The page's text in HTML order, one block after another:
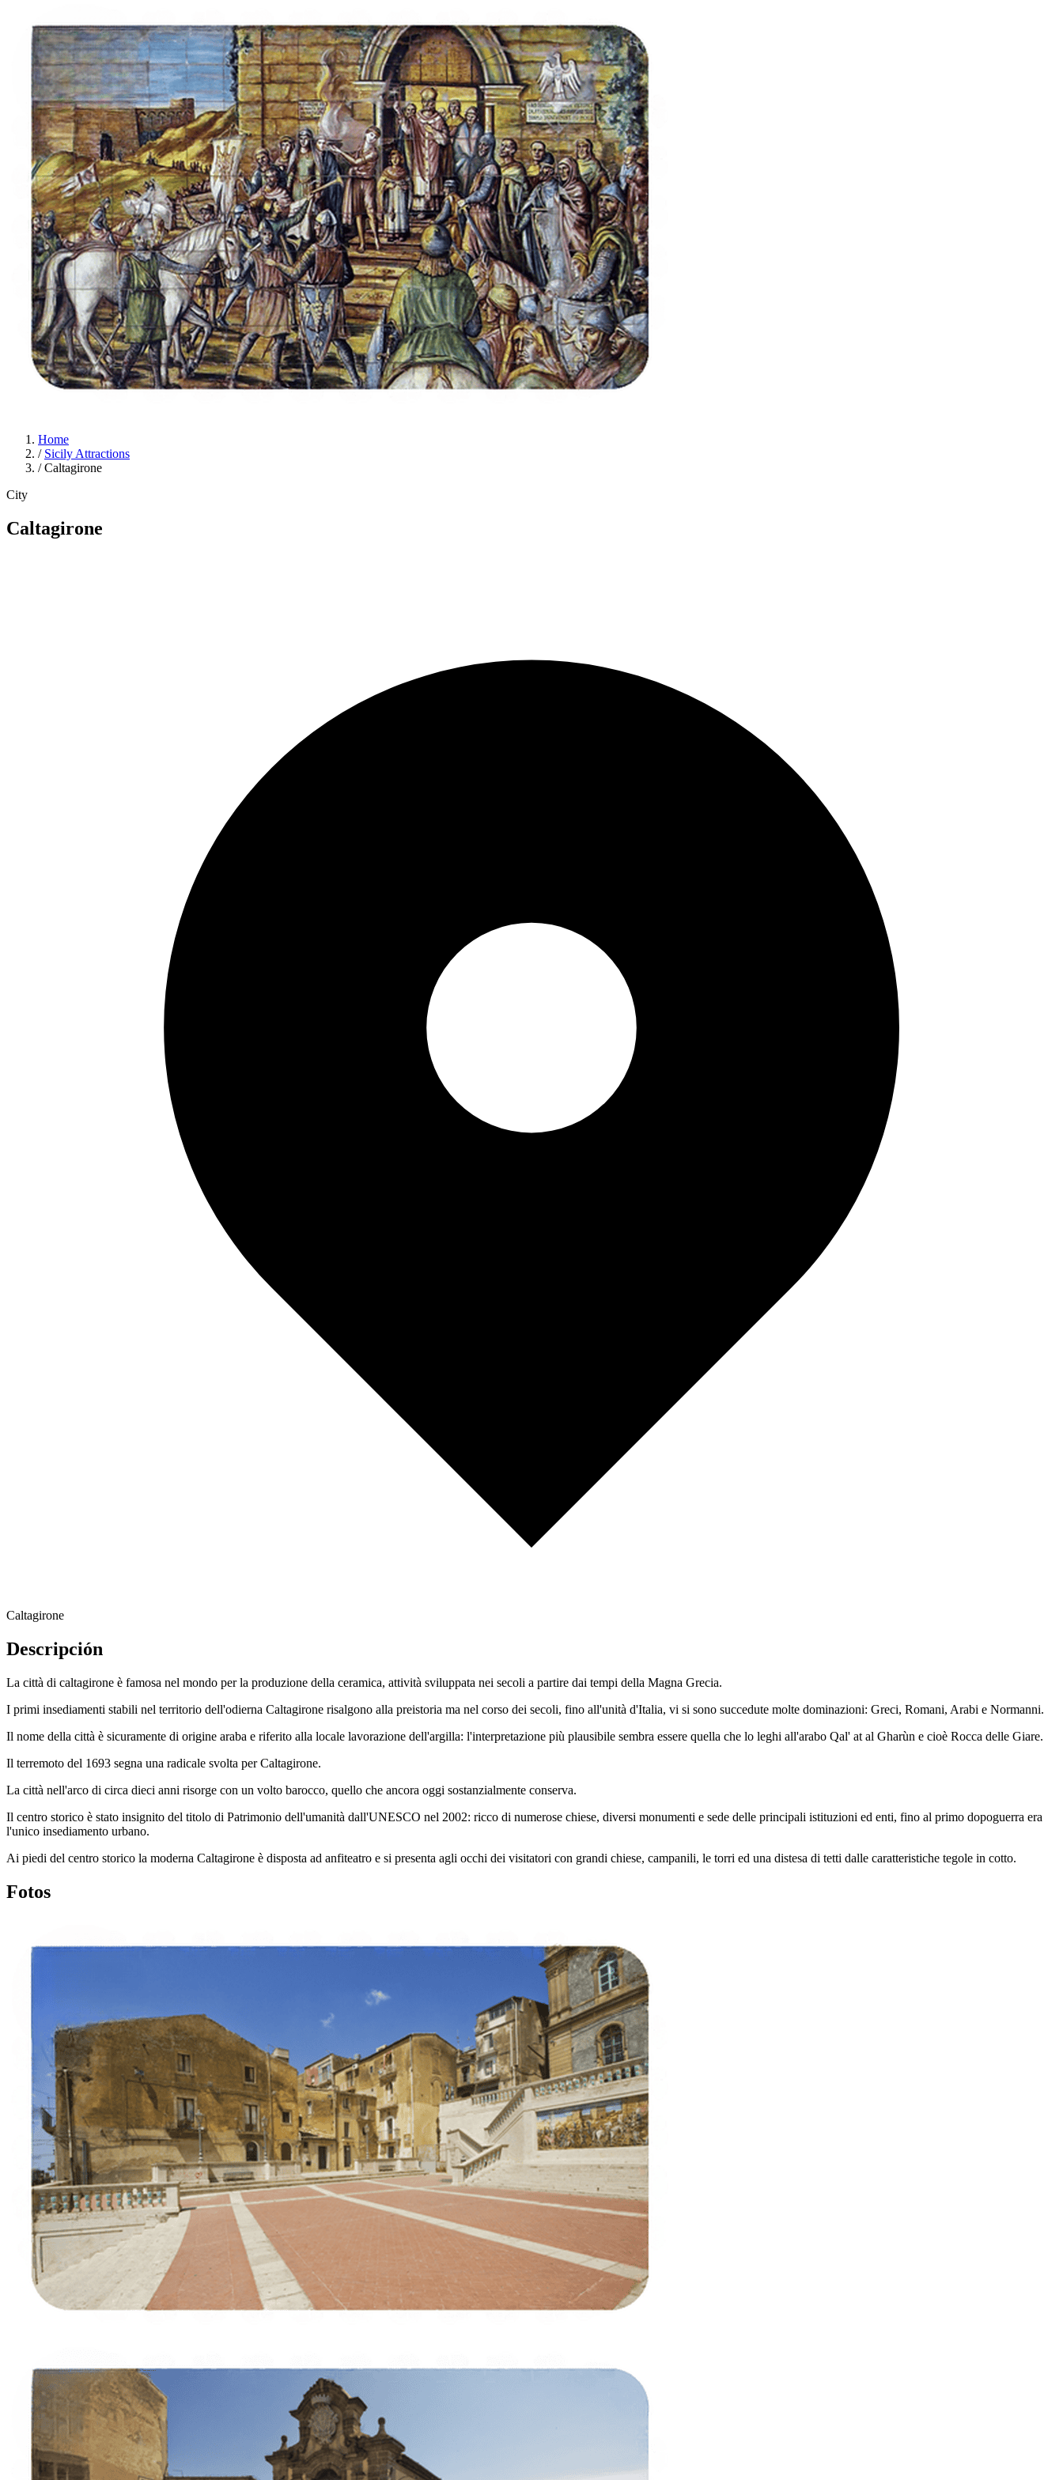
Italiano English Français Deutsch Español
Menu
Home
/ Sicily Attractions
/ Caltagirone
City
Caltagirone
Caltagirone
Descripción
La città di caltagirone è famosa nel mondo per la produzione della ceramica, attività sviluppata nei secoli a partire dai tempi della Magna Grecia.
I primi insediamenti stabili nel territorio dell'odierna Caltagirone risalgono alla preistoria ma nel corso dei secoli, fino all'unità d'Italia, vi si sono succedute molte dominazioni: Greci, Romani, Arabi e Normanni.
Il nome della città è sicuramente di origine araba e riferito alla locale lavorazione dell'argilla: l'interpretazione più plausibile sembra essere quella che lo leghi all'arabo Qal' at al Gharùn e cioè Rocca delle Giare.
Il terremoto del 1693 segna una radicale svolta per Caltagirone.
La città nell'arco di circa dieci anni risorge con un volto barocco, quello che ancora oggi sostanzialmente conserva.
Il centro storico è stato insignito del titolo di Patrimonio dell'umanità dall'UNESCO nel 2002: ricco di numerose chiese, diversi monumenti e sede delle principali istituzioni ed enti, fino al primo dopoguerra era
l'unico insediamento urbano.
Ai piedi del centro storico la moderna Caltagirone è disposta ad anfiteatro e si presenta agli occhi dei visitatori con grandi chiese, campanili, le torri ed una distesa di tetti dalle caratteristiche tegole in cotto.
Fotos